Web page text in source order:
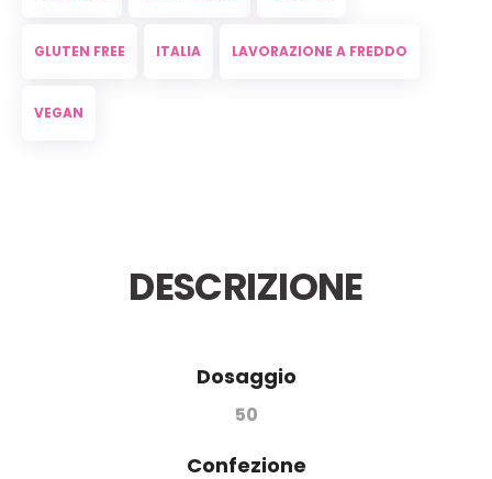
GLUTEN FREE ITALIA LAVORAZIONE A FREDDO
VEGAN
DESCRIZIONE
Dosaggio
50
Confezione